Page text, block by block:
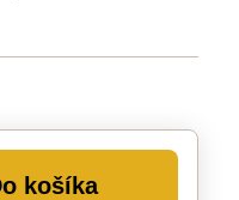
Do košíka